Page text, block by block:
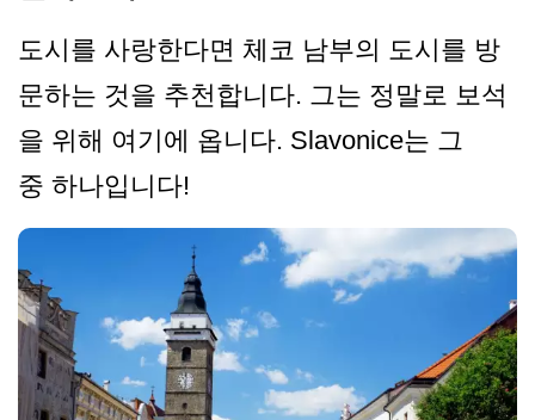
도시를 사랑한다면 체코 남부의 도시를 방
문하는 것을 추천합니다. 그는 정말로 보석
을 위해 여기에 옵니다. Slavonice는 그
중 하나입니다!